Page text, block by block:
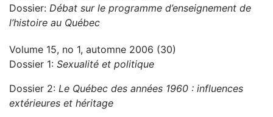
Dossier: Débat sur le programme d’enseignement de
l’histoire au Québec
Volume 15, no 1, automne 2006 (30)
Dossier 1: Sexualité et politique
Dossier 2: Le Québec des années 1960 : influences
extérieures et héritage